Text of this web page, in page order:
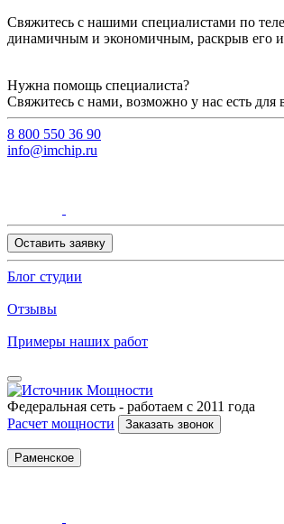
Свяжитесь с нашими специалистами по
динамичным и экономичным, раскрыв его
Нужна помощь специалиста?
Свяжитесь с нами, возможно у нас есть для
8 800 550 36 90
info@imchip.ru
Оставить заявку
Блог студии
Отзывы
Примеры наших работ
Федеральная сеть - работаем с 2011 года
Расчет мощности
Заказать звонок
Раменское